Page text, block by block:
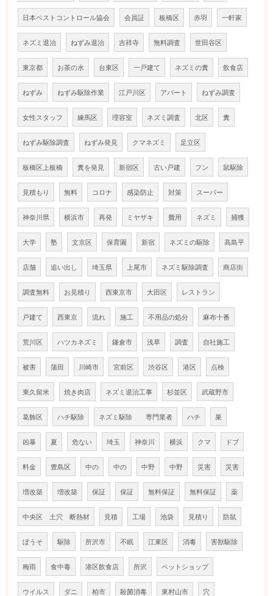
日本ペストコントロール協会 会員証 板橋区 赤羽 一軒家
ネズミ退治 ねずみ退治 吉祥寺 無料調査 世田谷区
東京都 お茶の水 台東区 一戸建て ネズミの糞 飲食店
ねずみ ねずみ駆除作業 江戸川区 アパート ねずみ調査
女性スタッフ 練馬区 理容室 ネズミ調査 北区 糞
ねずみ駆除調査 ねずみ発見 クマネズミ 足立区
板橋区上板橋 糞を発見 新宿区 古い戸建 フン 鼠駆除
見積もり 無料 コロナ 感染防止 対策 スーパー
神奈川県 横浜市 再発 ミヤザキ 費用 ネズミ 捕獲
大学 塾 文京区 保育園 新宿 ネズミの駆除 高島平
店舗 追い出し 埼玉県 上尾市 ネズミ駆除調査 商店街
調査無料 お見積り 西東京市 大田区 レストラン
戸建て 西東京 流れ 施工 不用品の処分 麻布十番
荒川区 ハツカネズミ 鎌倉市 浅草 調査 自社施工
被害 蒲田 川崎市 宮前区 渋谷区 港区 点検
東久留米 焼き肉店 ネズミ退治工事 杉並区 武蔵野市
葛飾区 ハチ駆除 ネズミ駆除 専門業者 ハチ 巣
凶暴 夏 危ない 埼玉 神奈川 横浜 クマ ドブ
料金 豊島区 中の 中の 中野 中野 災害 災害
増改築 増改築 保証 保証 無料保証 無料保証 薬
中央区 土穴 断熱材 見積 工場 池袋 見積り 防鼠
ぼうそ 駆除 所沢市 不眠 江東区 消毒 害獣駆除
梅雨 食中毒 港区飲食店 所沢 ペットショップ
ウイルス ダニ 柏市 殺菌消毒 東村山市 穴